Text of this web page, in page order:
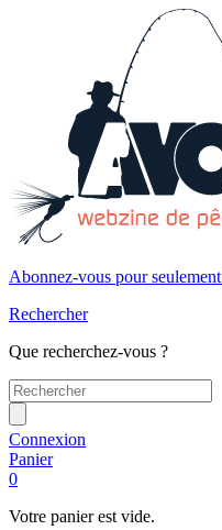
Abonnez-vous pour seulement
Rechercher
Que recherchez-vous ?
Connexion
Panier
0
Votre panier est vide.